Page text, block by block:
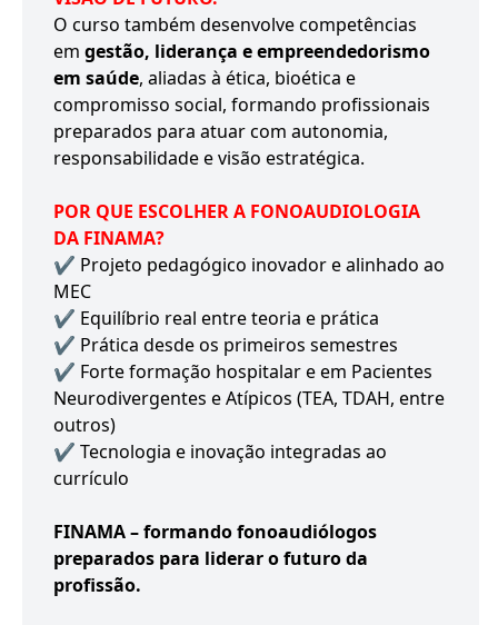
O curso também desenvolve competências
em gestão, liderança e empreendedorismo
em saúde, aliadas à ética, bioética e
compromisso social, formando profissionais
preparados para atuar com autonomia,
responsabilidade e visão estratégica.
POR QUE ESCOLHER A FONOAUDIOLOGIA
DA FINAMA?
✔ Projeto pedagógico inovador e alinhado ao
MEC
✔ Equilíbrio real entre teoria e prática
✔ Prática desde os primeiros semestres
✔ Forte formação hospitalar e em Pacientes
Neurodivergentes e Atípicos (TEA, TDAH, entre
outros)
✔ Tecnologia e inovação integradas ao
currículo
FINAMA – formando fonoaudiólogos
preparados para liderar o futuro da
profissão.